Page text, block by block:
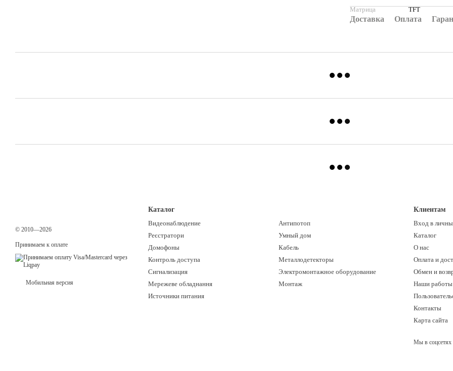
Матрица
TFT
Доставка Оплата
© 2010—2026
Принимаем к оплате
Мобильная версия
Каталог
Видеонаблюдение
Реєстратори
Домофоны
Контроль доступа
Сигнализация
Мережеве обладнання
Источники питания
Антипотоп
Умный дом
Кабель
Металлодетекторы
Электромонтажное оборудование
Монтаж
Клиентам
Вход в
Каталог
О нас
Оплата и
Обмен и
Наши работы
Контакты
Карта сайта
Мы в соцсетях